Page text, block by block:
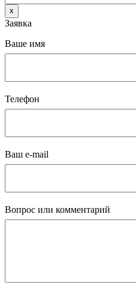
x
Заявка
Ваше имя
Телефон
Ваш e-mail
Вопрос или комментарий